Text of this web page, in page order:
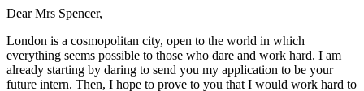
Dear Mrs Spencer,
London is a cosmopolitan city, open to the world in which
everything seems possible to those who dare and work hard. I am
already starting by daring to send you my application to be your
future intern. Then, I hope to prove to you that I would work hard to